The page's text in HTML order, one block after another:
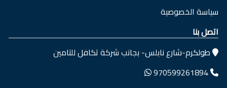
سياسة الخصوصية
اتصل بنا
طولكرم-شارع نابلس- بجانب شركة تكافل للتامين
970599261894